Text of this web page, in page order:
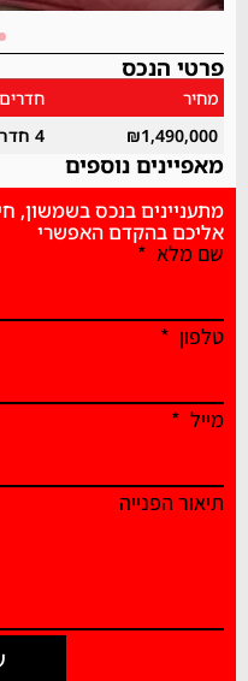
פרטי הנכס
מחיר חדרים
₪1,490,000
4 חדרים
מאפיינים נוספים
מתעניינים בנכס בשמשון,
אליכם בהקדם האפשרי
שם מלא
טלפון
מייל
תיאור הפנייה